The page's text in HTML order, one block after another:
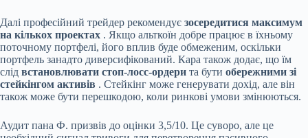
Далі професійний трейдер рекомендує зосередитися максимум
на кількох проектах . Якщо альткоїн добре працює в їхньому
поточному портфелі, його вплив буде обмеженим, оскільки
портфель занадто диверсифікований. Кара також додає, що їм
слід встановлювати стоп-лосс-ордери та бути обережними зі
стейкінгом активів . Стейкінг може генерувати дохід, але він
також може бути перешкодою, коли ринкові умови змінюються.
Аудит пана Ф. призвів до оцінки 3,5/10. Це суворо, але це